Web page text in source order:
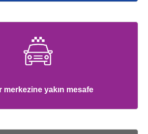
merkezine yakın mesafe